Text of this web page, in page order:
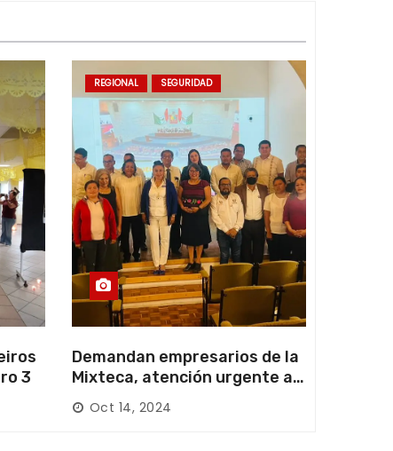
3
REGIONAL SEGURIDAD
Demandan empresarios de la
Mixteca, atención urgente a
las carreteras locales y
federales
Oct 14, 2024